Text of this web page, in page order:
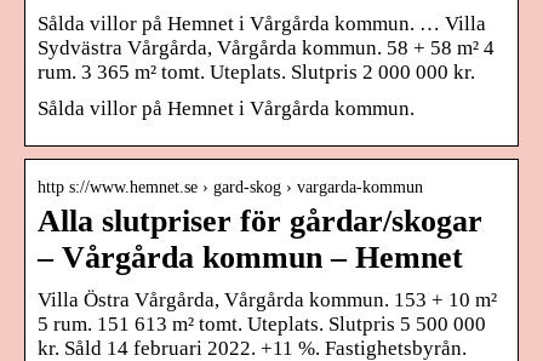
Sålda villor på Hemnet i Vårgårda kommun. … Villa
Sydvästra Vårgårda, Vårgårda kommun. 58 + 58 m² 4
rum. 3 365 m² tomt. Uteplats. Slutpris 2 000 000 kr.
Sålda villor på Hemnet i Vårgårda kommun.
http s://www.hemnet.se › gard-skog › vargarda-kommun
Alla slutpriser för gårdar/skogar
– Vårgårda kommun – Hemnet
Villa Östra Vårgårda, Vårgårda kommun. 153 + 10 m²
5 rum. 151 613 m² tomt. Uteplats. Slutpris 5 500 000
kr. Såld 14 februari 2022. +11 %. Fastighetsbyrån.